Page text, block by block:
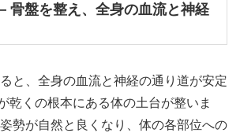
盤を整え、全身の血流と神経
と、全身の血流と神経の通り道が安定
乾くの根本にある体の土台が整いま
勢が自然と良くなり、体の各部位への